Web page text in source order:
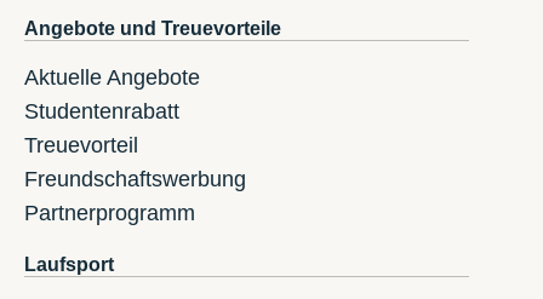
Angebote und Treuevorteile
Aktuelle Angebote
Studentenrabatt
Treuevorteil
Freundschaftswerbung
Partnerprogramm
Laufsport